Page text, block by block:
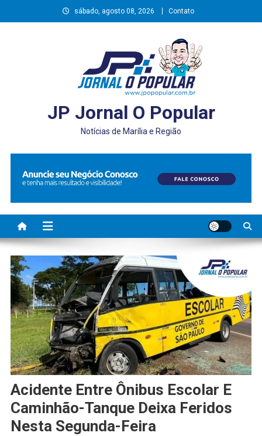
to
sábado, agosto 08, 2026 Contato
JP Jornal O Popular
Notícias de Marília e Região
Acidente Entre Ônibus Escolar E
Caminhão-Tanque Deixa Feridos
Nesta Segunda-Feira